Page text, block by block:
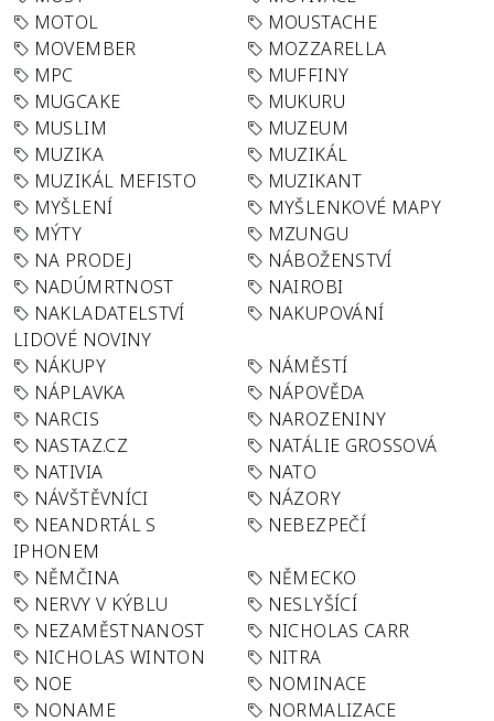
MOTOL
MOUSTACHE
MOVEMBER
MOZZARELLA
MPC
MUFFINY
MUGCAKE
MUKURU
MUSLIM
MUZEUM
MUZIKA
MUZIKÁL
MUZIKÁL MEFISTO
MUZIKANT
MYŠLENÍ
MYŠLENKOVÉ MAPY
MÝTY
MZUNGU
NA PRODEJ
NÁBOŽENSTVÍ
NADÚMRTNOST
NAIROBI
NAKLADATELSTVÍ
LIDOVÉ NOVINY
NAKUPOVÁNÍ
NÁKUPY
NÁMĚSTÍ
NÁPLAVKA
NÁPOVĚDA
NARCIS
NAROZENINY
NASTAZ.CZ
NATÁLIE GROSSOVÁ
NATIVIA
NATO
NÁVŠTĚVNÍCI
NÁZORY
NEANDRTÁL S
IPHONEM
NEBEZPEČÍ
NĚMČINA
NĚMECKO
NERVY V KÝBLU
NESLYŠÍCÍ
NEZAMĚSTNANOST
NICHOLAS CARR
NICHOLAS WINTON
NITRA
NOE
NOMINACE
NONAME
NORMALIZACE